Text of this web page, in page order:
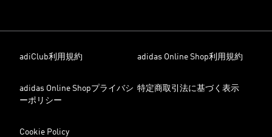
adiClub利用規約 adidas Online Shop利用規約
adidas Online Shopプライバシ
ーポリシー
特定商取引法に基づく表示
Cookie Policy